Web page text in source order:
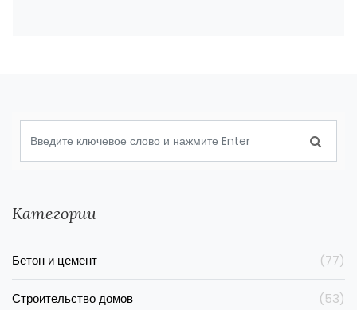
Категории
Бетон и цемент (77)
Строительство домов (53)